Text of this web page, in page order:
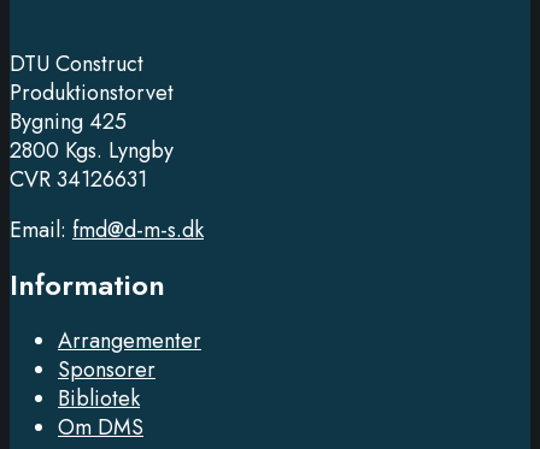
DTU Construct
Produktionstorvet
Bygning 425
2800 Kgs. Lyngby
CVR 34126631
Email: fmd@d-m-s.dk
Information
Arrangementer
Sponsorer
Bibliotek
Om DMS